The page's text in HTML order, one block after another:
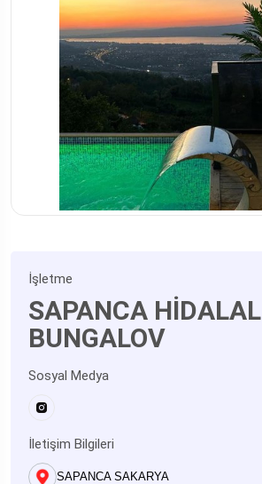
İşletme
SAPANCA HİDALAL
BUNGALOV
Sosyal Medya
İletişim Bilgileri
SAPANCA SAKARYA